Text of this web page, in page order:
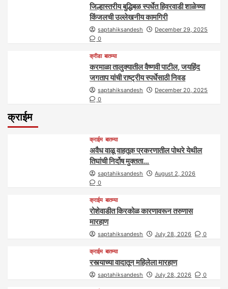
जिल्हास्तरीय बुद्धिबळ स्पर्धेत हिवरवाडी शाळेच्या
किंजलची उल्लेखनीय कामगिरी
saptahiksandesh
December 29, 2025
0
क्रीडा बातम्या
करमाळा तालुक्यातील वैष्णवी पाटील, जयहिंद
जगताप यांची राष्ट्रीय स्पर्धेसाठी निवड
saptahiksandesh
December 20, 2025
0
क्राईम
क्राईम बातम्या
अवैध वाळू वाहतूक प्रकरणातील पोथरे येथील
तिघांची निर्दोष मुक्तता…
saptahiksandesh
August 2, 2026
0
क्राईम बातम्या
रोशेवाडीत किरकोळ कारणावरून तरुणास
मारहाण
saptahiksandesh July 28, 2026 0
क्राईम बातम्या
रस्त्याच्या वादातून महिलेला मारहाण
saptahiksandesh July 28, 2026 0